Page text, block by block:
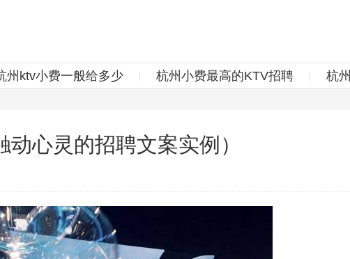
州ktv小费一般给多少 杭州小费最高的KTV招聘 杭
心灵的招聘文案实例）